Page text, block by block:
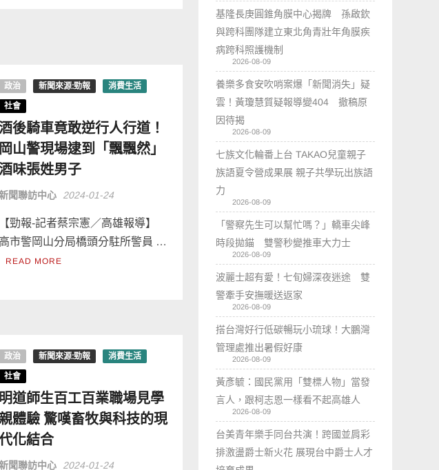
政治 新聞來源:勁報 消費生活
社會
後騎車竟敢逆行人行道！
岡山警現場逮到「飄飄然」
味張姓男子
聞聯訪中心 2024-01-24
【勁報-記者蔡宗憲／高雄報導】
高市警岡山分局橋頭分駐所警員 …
READ MORE
政治 新聞來源:勁報 消費生活
社會
明道師生百工百業職場見學
體驗 驚嘆畜牧與科技的現
化結合
聞聯訪中心 2024-01-24
基隆長庚圓錐角膜中心揭牌 孫啟欽
與跨科團隊建立東北角青壯年角膜疾
病跨科照護機制
2026-08-09
養樂多食安吹哨案爆「新聞消失」疑
雲！黃瓊慧質疑報導變404 撤稿原
因待揭
2026-08-09
七族文化輪番上台 TAKAO兒童親子
族語夏令營成果展 親子共學玩出族語
力
2026-08-09
「警察先生可以幫忙嗎？」轎車尖峰
時段拋錨 雙警秒變推車大力士
2026-08-09
波麗士超有愛！七旬婦深夜迷途 雙
警牽手安撫暖送返家
2026-08-09
搭台灣好行低碳暢玩小琉球！大鵬灣
管理處推出暑假好康
2026-08-09
黃彥毓：國民黨用「雙標人物」當發
言人，跟柯志恩一樣看不起高雄人
2026-08-09
台美青年樂手同台共演！跨國並肩彩
排激盪爵士新火花 展現台中爵士人才